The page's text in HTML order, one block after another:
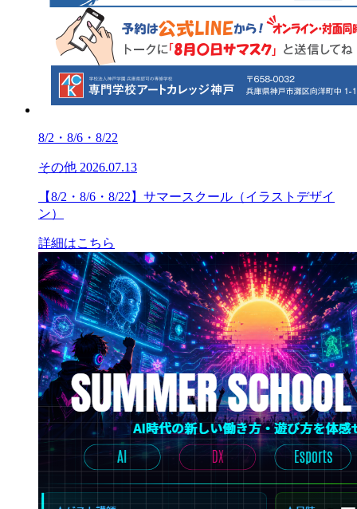
8/2・8/6・8/22
その他 2026.07.13
【8/2・8/6・8/22】サマースクール（イラストデザイ
ン）
詳細はこちら